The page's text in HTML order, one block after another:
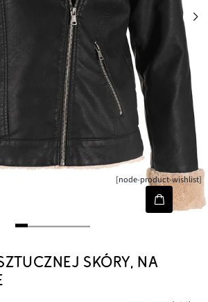
[node-product-wishlist]
SKÓRY, NA